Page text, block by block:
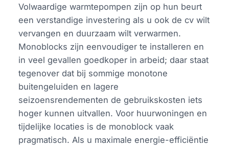
Volwaardige warmtepompen zijn op hun beurt
een verstandige investering als u ook de cv wilt
vervangen en duurzaam wilt verwarmen.
Monoblocks zijn eenvoudiger te installeren en
in veel gevallen goedkoper in arbeid; daar staat
tegenover dat bij sommige monotone
buitengeluiden en lagere
seizoensrendementen de gebruikskosten iets
hoger kunnen uitvallen. Voor huurwoningen en
tijdelijke locaties is de monoblock vaak
pragmatisch. Als u maximale energie-efficiëntie